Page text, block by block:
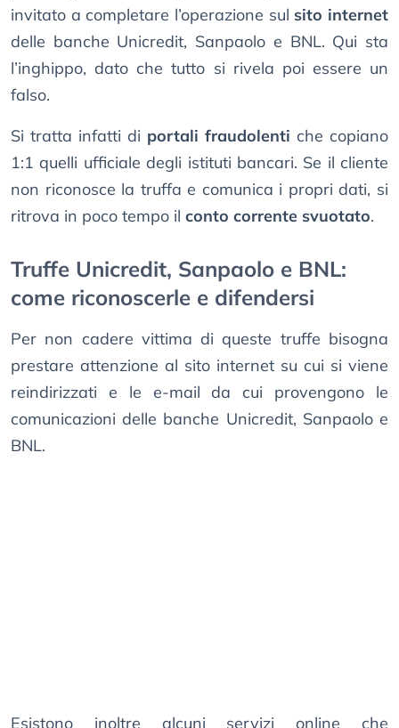
invitato a completare l’operazione sul sito internet
delle banche Unicredit, Sanpaolo e BNL. Qui sta
l’inghippo, dato che tutto si rivela poi essere un
falso.
Si tratta infatti di portali fraudolenti che copiano
1:1 quelli ufficiale degli istituti bancari. Se il cliente
non riconosce la truffa e comunica i propri dati, si
ritrova in poco tempo il conto corrente svuotato.
Truffe Unicredit, Sanpaolo e BNL:
come riconoscerle e difendersi
Per non cadere vittima di queste truffe bisogna
prestare attenzione al sito internet su cui si viene
reindirizzati e le e-mail da cui provengono le
comunicazioni delle banche Unicredit, Sanpaolo e
BNL.
Esistono inoltre alcuni servizi online che